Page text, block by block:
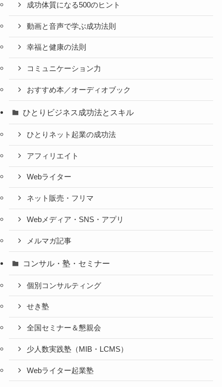
成功体質になる500のヒント
動画と音声で学ぶ成功法則
幸福と健康の法則
コミュニケーション力
おすすめ本／オーディオブック
ひとりビジネス成功法とスキル
ひとりネット起業の成功法
アフィリエイト
Webライター
ネット販売・フリマ
Webメディア・SNS・アプリ
メルマガ記事
コンサル・塾・セミナー
個別コンサルティング
せき塾
全国セミナー＆懇親会
少人数実践塾（MIB・LCMS）
Webライター起業塾